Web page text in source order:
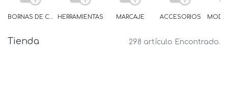
BORNAS DE CARRIL HERRAMIENTAS MARCAJE ACCESORIOS
Tienda 298 artículo Encontrado.